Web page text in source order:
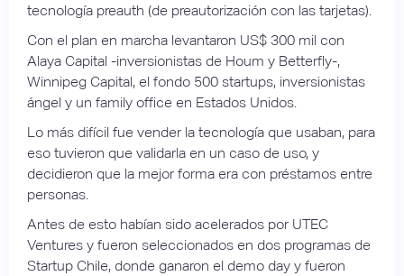
tecnología preauth (de preautorización con las tarjetas).
Con el plan en marcha levantaron US$ 300 mil con
Alaya Capital -inversionistas de Houm y Betterfly-,
Winnipeg Capital, el fondo 500 startups, inversionistas
ángel y un family office en Estados Unidos.
Lo más difícil fue vender la tecnología que usaban, para
eso tuvieron que validarla en un caso de uso, y
decidieron que la mejor forma era con préstamos entre
personas.
Antes de esto habían sido acelerados por UTEC
Ventures y fueron seleccionados en dos programas de
Startup Chile, donde ganaron el demo day y fueron